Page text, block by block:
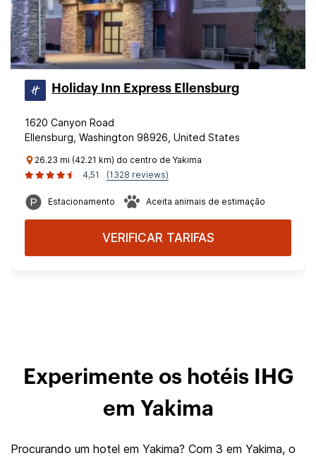
Holiday Inn Express Ellensburg
1620 Canyon Road
Ellensburg, Washington 98926, United States
26.23 mi (42.21 km) do centro de Yakima
4,51
(1328 reviews)
Estacionamento Aceita animais de estimação
VERIFICAR TARIFAS
Experimente os hotéis IHG
em Yakima
Procurando um hotel em Yakima? Com 3 em Yakima, o